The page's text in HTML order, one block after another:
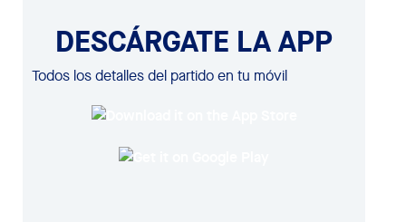
DESCÁRGATE LA APP
Todos los detalles del partido en tu móvil